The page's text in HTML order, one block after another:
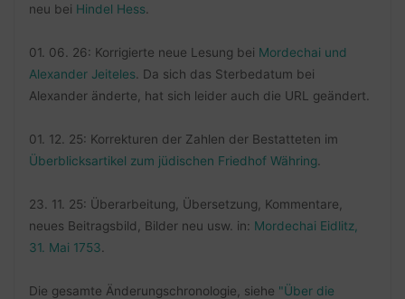
neu bei Hindel Hess
01. 06. 26: Korrigierte neue Lesung bei Mordechai und
Alexander Jeiteles . Da sich das Sterbedatum bei
Alexander änderte, hat sich leider auch die URL geändert.
01. 12. 25: Korrekturen der Zahlen der Bestatteten im
Überblicksartikel zum jüdischen Friedhof Währing
23. 11. 25: Überarbeitung, Übersetzung, Kommentare,
neues Beitragsbild, Bilder neu usw. in: Mordechai Eidlitz,
31. Mai 1753
Die gesamte Änderungschronologie, siehe "Über die